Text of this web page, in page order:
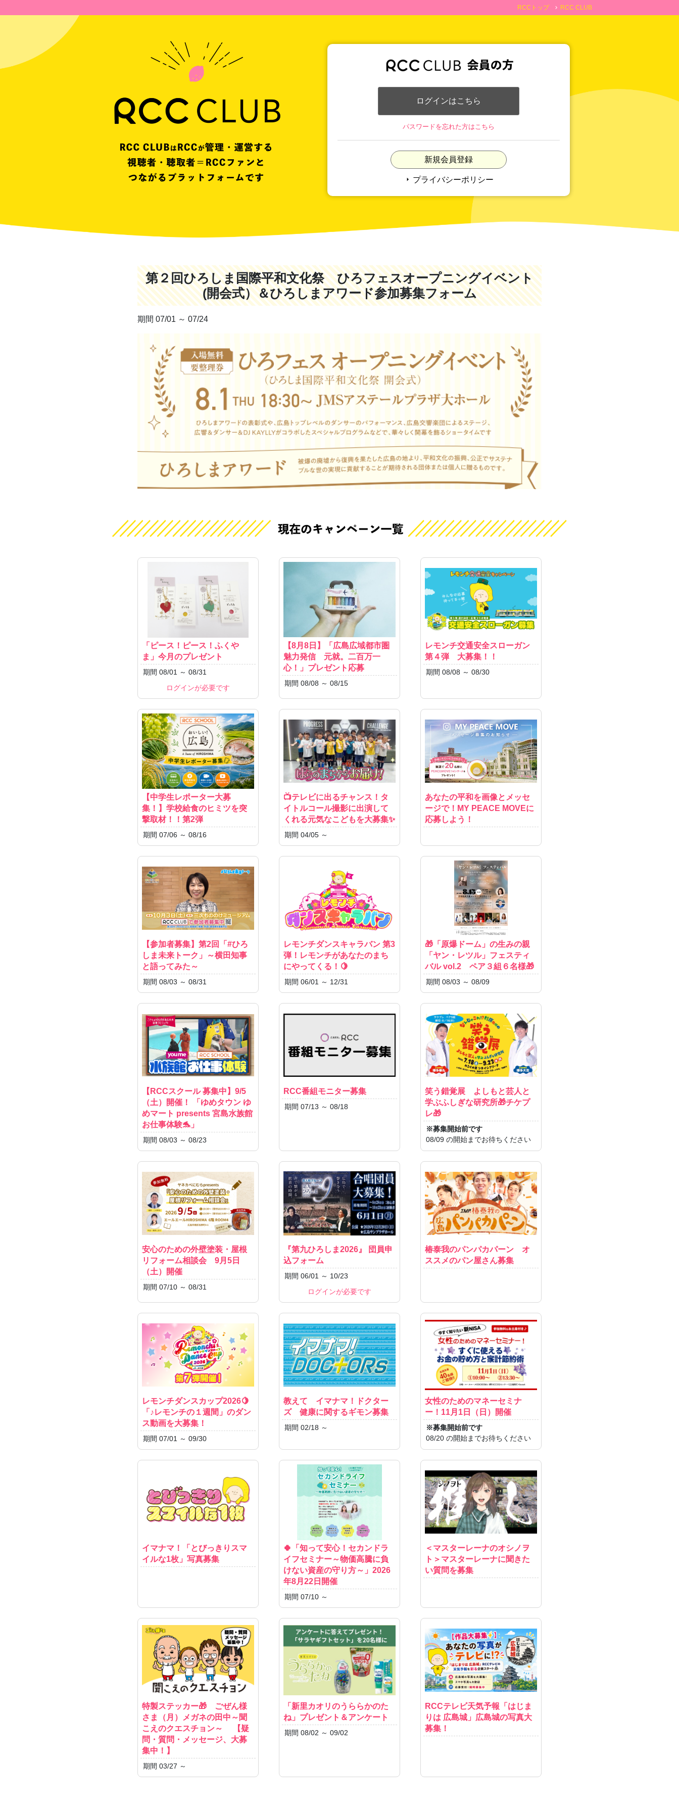
RCCトップ chevron_right RCC CLUB
ログインはこちら
パスワードを忘れた方はこちら
新規会員登録
arrow_right プライバシーポリシー
第２回ひろしま国際平和文化祭 ひろフェスオープニングイベント
(開会式）＆ひろしまアワード参加募集フォーム
期間 07/01 ～ 07/24
「ピース！ピース！ふくや
ま」今月のプレゼント
期間 08/01 ～ 08/31
ログインが必要です
【8月8日】「広島広域都市圏
魅力発信 元就。二百万一
心！」プレゼント応募
期間 08/08 ～ 08/15
レモンチ交通安全スローガン
第４弾 大募集！！
期間 08/08 ～ 08/30
【中学生レポーター大募
集！】学校給食のヒミツを突
撃取材！！第2弾
期間 07/06 ～ 08/16
📺テレビに出るチャンス！タ
イトルコール撮影に出演して
くれる元気なこどもを大募集✨
期間 04/05 ～
あなたの平和を画像とメッセ
ージで！MY PEACE MOVEに
応募しよう！
【参加者募集】第2回「#ひろ
しま未来トーク」～横田知事
と語ってみた～
期間 08/03 ～ 08/31
レモンチダンスキャラバン 第3
弾！レモンチがあなたのまち
にやってくる！🍋
期間 06/01 ～ 12/31
🎁「原爆ドーム」の生みの親
「ヤン・レツル」フェスティ
バル vol.2 ペア３組６名様🎁
期間 08/03 ～ 08/09
【RCCスクール 募集中】9/5
（土）開催！ 「ゆめタウン ゆ
めマート presents 宮島水族館
お仕事体験🐬」
期間 08/03 ～ 08/23
RCC番組モニター募集
期間 07/13 ～ 08/18
笑う錯覚展 よしもと芸人と
学ぶふしぎな研究所🎁チケプ
レ🎁
※募集開始前です
08/09 の開始までお待ちください
安心のための外壁塗装・屋根
リフォーム相談会 9月5日
（土）開催
期間 07/10 ～ 08/31
『第九ひろしま2026』 団員申
込フォーム
期間 06/01 ～ 10/23
ログインが必要です
椿泰我のパンパカパーン オ
ススメのパン屋さん募集
レモンチダンスカップ2026🍋
「♪レモンチの１週間」のダン
ス動画を大募集！
期間 07/01 ～ 09/30
教えて イマナマ！ドクター
ズ 健康に関するギモン募集
期間 02/18 ～
女性のためのマネーセミナ
ー！11月1日（日）開催
※募集開始前です
08/20 の開始までお待ちください
イマナマ！「とびっきりスマ
イルな1枚」写真募集
🍀「知って安心！セカンドラ
イフセミナー～物価高騰に負
けない資産の守り方～」2026
年8月22日開催
期間 07/10 ～
＜マスターレーナのオシノヲ
ト＞マスターレーナに聞きた
い質問を募集
特製ステッカー🎁 ごぜん様
さま（月）メガネの田中～聞
こえのクエスチョン～ 【疑
問・質問・メッセージ、大募
集中！】
期間 03/27 ～
「新里カオリのうららかのた
ね」プレゼント＆アンケート
期間 08/02 ～ 09/02
RCCテレビ天気予報「はじま
りは 広島城」広島城の写真大
募集！